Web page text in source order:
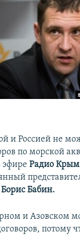
КРЫМА
RL
и Россией не
по морской
эфире Радио
Бабин.
и Азовском
потому